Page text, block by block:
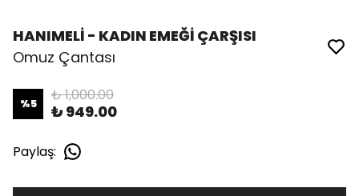
HANIMELİ - KADIN EMEĞİ ÇARŞISI
Omuz Çantası
%5 ₺ 1,000.00
₺ 949.00
Paylaş: